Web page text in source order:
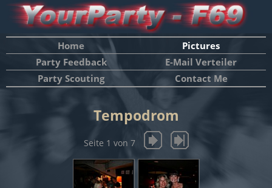
Home
Pictures
Party Feedback
E-Mail Verteiler
Party Scouting
Contact Me
Tempodrom
Seite 1 von 7